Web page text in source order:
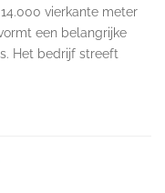
vierkante meter
een belangrijke
Het bedrijf streeft